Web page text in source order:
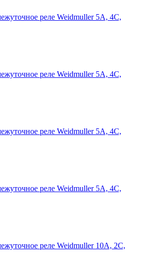
реле Weidmuller 5А, 4С,
реле Weidmuller 5А, 4С,
реле Weidmuller 5А, 4С,
реле Weidmuller 5А, 4С,
реле Weidmuller 10A, 2С,